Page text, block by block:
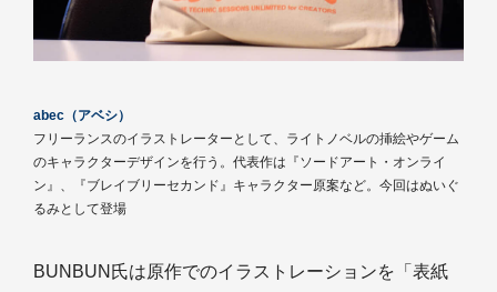
abec（アベシ）
フリーランスのイラストレーターとして、ライトノベルの挿絵やゲーム
のキャラクターデザインを行う。代表作は『ソードアート・オンライ
ン』、『ブレイブリーセカンド』キャラクター原案など。今回はぬいぐ
るみとして登場
BUNBUN氏は原作でのイラストレーションを「表紙